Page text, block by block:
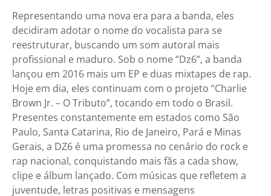
Representando uma nova era para a banda, eles
decidiram adotar o nome do vocalista para se
reestruturar, buscando um som autoral mais
profissional e maduro. Sob o nome “Dz6”, a banda
lançou em 2016 mais um EP e duas mixtapes de rap.
Hoje em dia, eles continuam com o projeto “Charlie
Brown Jr. – O Tributo”, tocando em todo o Brasil.
Presentes constantemente em estados como São
Paulo, Santa Catarina, Rio de Janeiro, Pará e Minas
Gerais, a DZ6 é uma promessa no cenário do rock e
rap nacional, conquistando mais fãs a cada show,
clipe e álbum lançado. Com músicas que refletem a
juventude, letras positivas e mensagens